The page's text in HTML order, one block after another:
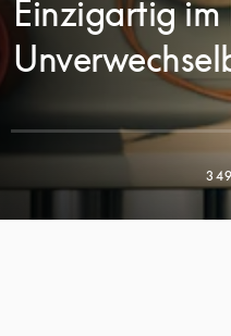
Einzigartig im